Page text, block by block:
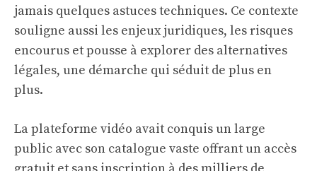
jamais quelques astuces techniques. Ce contexte
souligne aussi les enjeux juridiques, les risques
encourus et pousse à explorer des alternatives
légales, une démarche qui séduit de plus en
plus.
La plateforme vidéo avait conquis un large
public avec son catalogue vaste offrant un accès